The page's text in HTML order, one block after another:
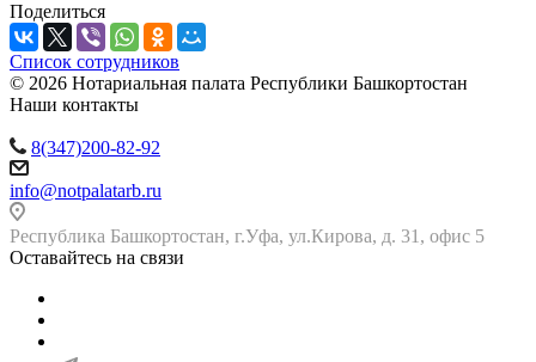
Поделиться
Список сотрудников
© 2026 Нотариальная палата Республики Башкортостан
Наши контакты
8(347)200-82-92
info@notpalatarb.ru
Республика Башкортостан, г.Уфа, ул.Кирова, д. 31, офис 5
Оставайтесь на связи